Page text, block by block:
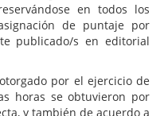
en todos los
de puntaje por
publicado/s en editorial
por el ejercicio de
horas se obtuvieron por
y también de acuerdo a